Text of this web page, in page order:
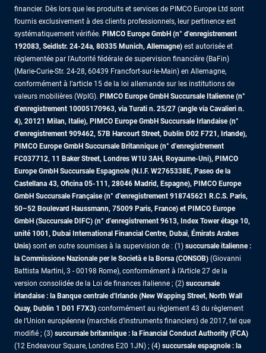
financier. Dès lors que les produits et services de PIMCO Europe Ltd sont
fournis exclusivement à des clients professionnels, leur pertinence est
systématiquement vérifiée. PIMCO Europe GmbH (n° d'enregistrement
192083, Seidlstr. 24-24a, 80335 Munich, Allemagne) est autorisée et
réglementée par l'Autorité fédérale de supervision financière (BaFin)
(Marie-Curie-Str. 24-28, 60439 Francfort-sur-le-Main) en Allemagne,
conformément à l’article 15 de la loi allemande sur les institutions de
valeurs mobilières (WpIG). PIMCO Europe GmbH Succursale Italienne (n°
d'enregistrement 10005170963, via Turati n. 25/27 (angle via Cavalieri n.
4), 20121 Milan, Italie), PIMCO Europe GmbH Succursale Irlandaise (n°
d'enregistrement 909462, 57B Harcourt Street, Dublin D02 F721, Irlande),
PIMCO Europe GmbH Succursale Britannique (n° d'enregistrement
FC037712, 11 Baker Street, Londres W1U 3AH, Royaume-Uni), PIMCO
Europe GmbH Succursale Espagnole (N.I.F. W2765338E, Paseo de la
Castellana 43, Oficina 05-111, 28046 Madrid, Espagne), PIMCO Europe
GmbH Succursale Française (n° d'enregistrement 918745621 R.C.S. Paris,
50–52 Boulevard Haussmann, 75009 Paris, France) et PIMCO Europe
GmbH (Succursale DIFC) (n° d'enregistrement 9613, Index Tower étage 10,
unité 1001, Dubai International Financial Centre, Dubai, Émirats Arabes
Unis) sont en outre soumises à la supervision de : (1) succursale italienne :
la Commissione Nazionale per le Società e la Borsa (CONSOB) (Giovanni
Battista Martini, 3 - 00198 Rome), conformément à l’Article 27 de la
version consolidée de la Loi de finances italienne ; (2) succursale
irlandaise : la Banque centrale d'Irlande (New Wapping Street, North Wall
Quay, Dublin 1 D01 F7X3) conformément au règlement 43 du règlement
de l’Union européenne (marchés d’instruments financiers) de 2017, tel que
modifié ; (3) succursale britannique : la Financial Conduct Authority (FCA)
(12 Endeavour Square, Londres E20 1JN) ; (4) succursale espagnole : la